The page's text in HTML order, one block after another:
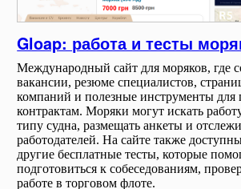
Gloap: работа и тесты
Международный сайт для моряков, где
вакансии, резюме специалистов,
компаний и полезные инструменты для
контрактам. Моряки могут искать
типу судна, размещать анкеты и
работодателей. На сайте также
другие бесплатные тесты, которые
подготовиться к собеседованиям,
работе в торговом флоте.